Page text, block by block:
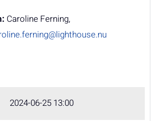
Caroline Ferning,
2024-06-25 13:00